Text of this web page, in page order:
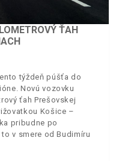
ŤAH
týždeň púšťa do
Novú vozovku
ťah Prešovskej
Košice –
pribudne po
v smere od Budimíru